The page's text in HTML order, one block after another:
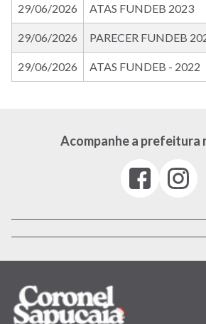
29/06/2026 ATAS FUNDEB 2023
29/06/2026 PARECER FUNDEB
29/06/2026 ATAS FUNDEB - 2022
Acompanhe a prefeitura
Facebook
(link
em
nova
Instagram
(link
em
nova